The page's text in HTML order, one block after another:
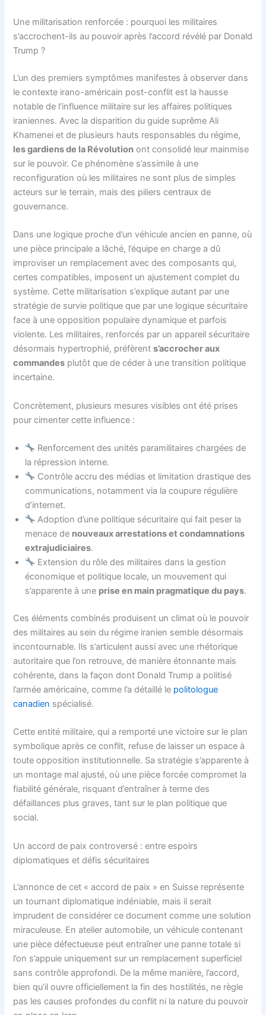
Une militarisation renforcée : pourquoi les militaires
s’accrochent-ils au pouvoir après l’accord révélé par Donald
Trump ?
L’un des premiers symptômes manifestes à observer dans
le contexte irano-américain post-conflit est la hausse
notable de l’influence militaire sur les affaires politiques
iraniennes. Avec la disparition du guide suprême Ali
Khamenei et de plusieurs hauts responsables du régime,
les gardiens de la Révolution ont consolidé leur mainmise
sur le pouvoir. Ce phénomène s’assimile à une
reconfiguration où les militaires ne sont plus de simples
acteurs sur le terrain, mais des piliers centraux de
gouvernance.
Dans une logique proche d’un véhicule ancien en panne, où
une pièce principale a lâché, l’équipe en charge a dû
improviser un remplacement avec des composants qui,
certes compatibles, imposent un ajustement complet du
système. Cette militarisation s’explique autant par une
stratégie de survie politique que par une logique sécuritaire
face à une opposition populaire dynamique et parfois
violente. Les militaires, renforcés par un appareil sécuritaire
désormais hypertrophié, préfèrents’accrocher aux
commandes plutôt que de céder à une transition politique
incertaine.
Concrètement, plusieurs mesures visibles ont été prises
pour cimenter cette influence :
Renforcement des unités paramilitaires chargées de
la répression interne.
Contrôle accru des médias et limitation drastique des
communications, notamment via la coupure régulière
d’internet.
Adoption d’une politique sécuritaire qui fait peser la
menace de nouveaux arrestations et condamnations
extrajudiciaires.
Extension du rôle des militaires dans la gestion
économique et politique locale, un mouvement qui
s’apparente à une prise en main pragmatique du pays.
Ces éléments combinés produisent un climat où le pouvoir
des militaires au sein du régime iranien semble désormais
incontournable. Ils s’articulent aussi avec une rhétorique
autoritaire que l’on retrouve, de manière étonnante mais
cohérente, dans la façon dont Donald Trump a politisé
l’armée américaine, comme l’a détaillé le politologue
canadien spécialisé.
Cette entité militaire, qui a remporté une victoire sur le plan
symbolique après ce conflit, refuse de laisser un espace à
toute opposition institutionnelle. Sa stratégie s’apparente à
un montage mal ajusté, où une pièce forcée compromet la
fiabilité générale, risquant d’entraîner à terme des
défaillances plus graves, tant sur le plan politique que
social.
Un accord de paix controversé : entre espoirs
diplomatiques et défis sécuritaires
L’annonce de cet « accord de paix » en Suisse représente
un tournant diplomatique indéniable, mais il serait
imprudent de considérer ce document comme une solution
miraculeuse. En atelier automobile, un véhicule contenant
une pièce défectueuse peut entraîner une panne totale si
l’on s’appuie uniquement sur un remplacement superficiel
sans contrôle approfondi. De la même manière, l’accord,
bien qu’il ouvre officiellement la fin des hostilités, ne règle
pas les causes profondes du conflit ni la nature du pouvoir